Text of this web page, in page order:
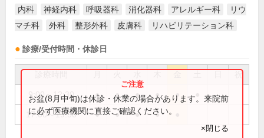
内科 神経内科 呼吸器科 消化器科 アレルギー科
リウ
マチ科
外科 整形外科 皮膚科 リハビリテーション科
診療/受付時間・休診日
祝
9:00～12:30 ● ● ● ● ●
17:00～19:30 ● ● ● ●
お盆(8月中旬)は休診・休業の場合があります。来院前
に必ず医療機関に直接ご確認ください。
×閉じる